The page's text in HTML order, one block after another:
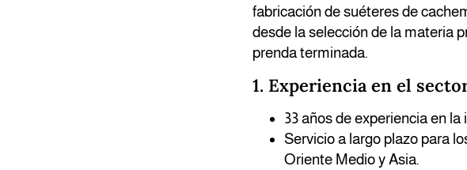
fabricación de suéteres de
desde la selección de la materia
prenda terminada.
1. Experiencia en el
33 años de experiencia en
Servicio a largo plazo para
Oriente Medio y Asia.